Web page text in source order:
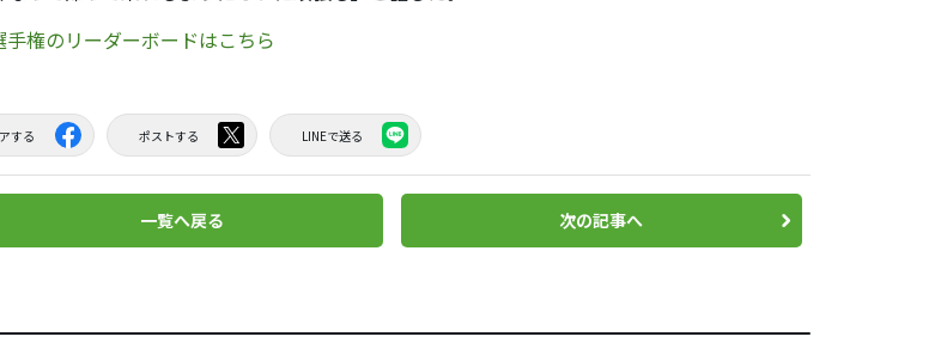
権のリーダーボードはこちら
する ポストする LINEで送る
一覧へ戻る 次の記事へ